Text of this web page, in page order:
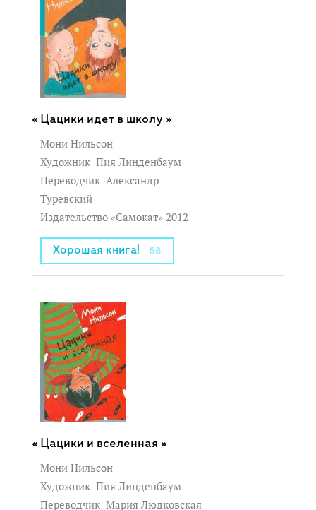
Цацики идет в школу »
Мони Нильсон
Художник Пия Линденбаум
Переводчик Александр
Туревский
Издательство «Самокат» 2012
Хорошая книга! 68
Цацики и вселенная »
Мони Нильсон
Художник Пия Линденбаум
Переводчик Мария Людковская